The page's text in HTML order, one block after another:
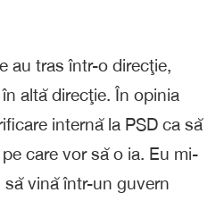
au tras într-o direcţie,
altă direcţie. În opinia
internă la PSD ca să
care vor să o ia. Eu mi-
vină într-un guvern